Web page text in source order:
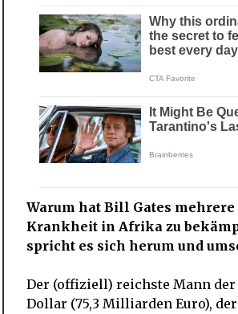
Warum hat Bill Gates
Krankheit in Afrika zu
spricht es sich herum und
Der (offiziell) reichste Mann
Dollar (75,3 Milliarden Euro),